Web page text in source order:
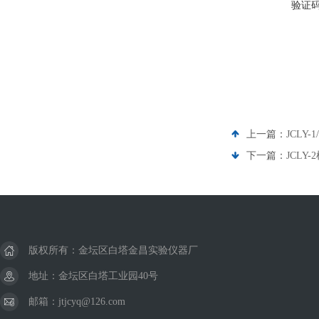
验证
上一篇： JCLY-
下一篇： JCLY-
版权所有：金坛区白塔金昌实验仪器厂
地址：金坛区白塔工业园40号
邮箱：jtjcyq@126.com